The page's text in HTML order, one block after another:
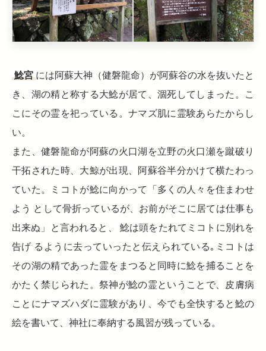
鯰宮 には阿蘇大神（健磐龍命）が阿蘇谷の水を抜いたと
き、湖の精と称する大鯰が居て、涸死してしまった。こ
こにその霊を祀っている。ナマズ肌に霊験あらたからし
い。
また、健磐龍命が阿蘇の火口湖を立野の火口瀬を蹴破り
干拓された時、大鯨が出現、阿蘇谷半分かけて横たわっ
ていた。ミコトが鯰に向かって「多くの人々を住まわせ
よう として骨折っているが、お前がそこに居ては仕事も
出来ぬ」と言われると、 鯰は頭をたれてミコトに別れを
告げ るように去っていったと伝えられている｡ミコトは
その湖の精であった霊をまつると同時に鯰を捕ることを
かたく禁じられた。祭神が鯰の霊ということで、皮膚病
ことにナマズハダに霊験があり、今でも全快すると鯰の
絵を書いて、神社に奉納する風習が残っている。